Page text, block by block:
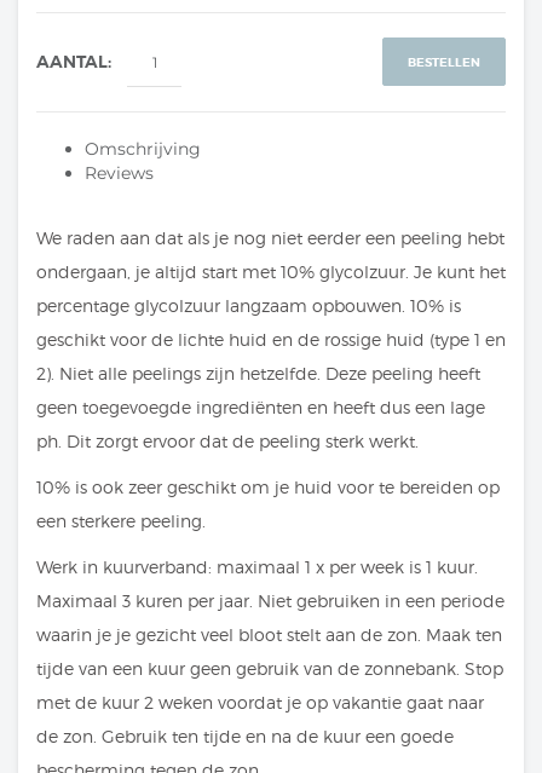
AANTAL: BESTELLEN
Omschrijving
Reviews
We raden aan dat als je nog niet eerder een peeling hebt
ondergaan, je altijd start met 10% glycolzuur. Je kunt het
percentage glycolzuur langzaam opbouwen. 10% is
geschikt voor de lichte huid en de rossige huid (type 1 en
2). Niet alle peelings zijn hetzelfde. Deze peeling heeft
geen toegevoegde ingrediënten en heeft dus een lage
ph. Dit zorgt ervoor dat de peeling sterk werkt.
10% is ook zeer geschikt om je huid voor te bereiden op
een sterkere peeling.
Werk in kuurverband: maximaal 1 x per week is 1 kuur.
Maximaal 3 kuren per jaar. Niet gebruiken in een periode
waarin je je gezicht veel bloot stelt aan de zon. Maak ten
tijde van een kuur geen gebruik van de zonnebank. Stop
met de kuur 2 weken voordat je op vakantie gaat naar
de zon. Gebruik ten tijde en na de kuur een goede